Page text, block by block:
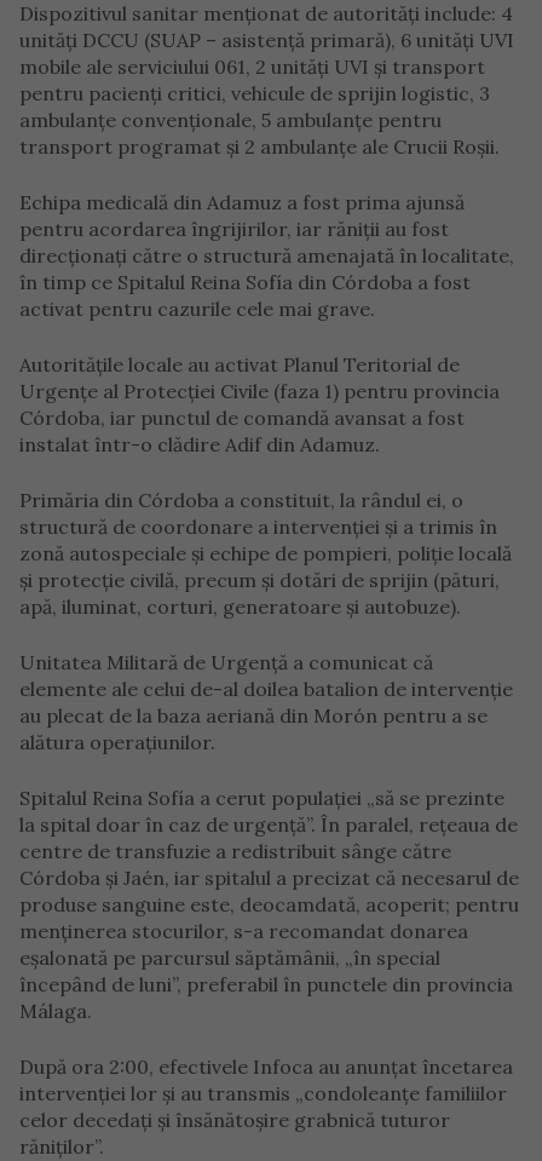
Dispozitivul sanitar menționat de autorități include: 4
unități DCCU (SUAP – asistență primară), 6 unități UVI
mobile ale serviciului 061, 2 unități UVI și transport
pentru pacienți critici, vehicule de sprijin logistic, 3
ambulanțe convenționale, 5 ambulanțe pentru
transport programat și 2 ambulanțe ale Crucii Roșii.
Echipa medicală din Adamuz a fost prima ajunsă
pentru acordarea îngrijirilor, iar răniții au fost
direcționați către o structură amenajată în localitate,
în timp ce Spitalul Reina Sofía din Córdoba a fost
activat pentru cazurile cele mai grave.
Autoritățile locale au activat Planul Teritorial de
Urgențe al Protecției Civile (faza 1) pentru provincia
Córdoba, iar punctul de comandă avansat a fost
instalat într-o clădire Adif din Adamuz.
Primăria din Córdoba a constituit, la rândul ei, o
structură de coordonare a intervenției și a trimis în
zonă autospeciale și echipe de pompieri, poliție locală
și protecție civilă, precum și dotări de sprijin (pături,
apă, iluminat, corturi, generatoare și autobuze).
Unitatea Militară de Urgență a comunicat că
elemente ale celui de-al doilea batalion de intervenție
au plecat de la baza aeriană din Morón pentru a se
alătura operațiunilor.
Spitalul Reina Sofía a cerut populației „să se prezinte
la spital doar în caz de urgență”. În paralel, rețeaua de
centre de transfuzie a redistribuit sânge către
Córdoba și Jaén, iar spitalul a precizat că necesarul de
produse sanguine este, deocamdată, acoperit; pentru
menținerea stocurilor, s-a recomandat donarea
eșalonată pe parcursul săptămânii, „în special
începând de luni”, preferabil în punctele din provincia
Málaga.
După ora 2:00, efectivele Infoca au anunțat încetarea
intervenției lor și au transmis „condoleanțe familiilor
celor decedați și însănătoșire grabnică tuturor
răniților”.